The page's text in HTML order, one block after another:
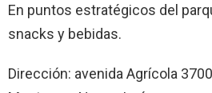
En puntos estratégicos del
snacks y bebidas.
Dirección: avenida Agrícola